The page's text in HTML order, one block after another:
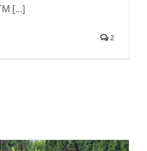
[...]
2